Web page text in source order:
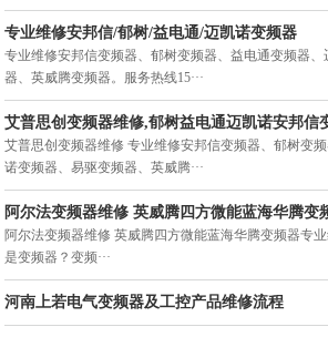
专业维修安邦信/郁树/益电通/迈凯诺变频器
专业维修安邦信变频器、郁树变频器、益电通变频器
器、英威腾变频器。服务热线15···
艾普思创变频器维修,郁树益电通迈凯诺安邦信
艾普思创变频器维修 专业维修安邦信变频器、郁树变
诺变频器、易驱变频器、英威腾···
阿尔法变频器维修 英威腾四方微能蓝海华腾变
阿尔法变频器维修 英威腾四方微能蓝海华腾变频器专业
是变频器？变频···
河南上若电气变频器及工控产品维修流程